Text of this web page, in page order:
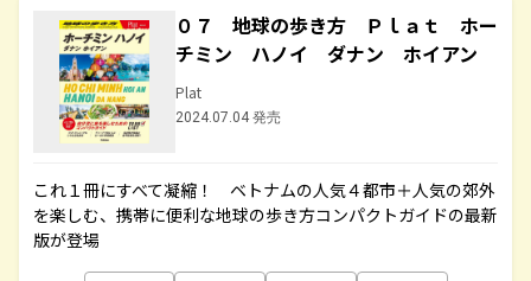
０７ 地球の歩き方 Ｐｌａｔ ホー
チミン ハノイ ダナン ホイアン
Plat
2024.07.04 発売
これ１冊にすべて凝縮！ ベトナムの人気４都市＋人気の郊外
を楽しむ、携帯に便利な地球の歩き方コンパクトガイドの最新
版が登場